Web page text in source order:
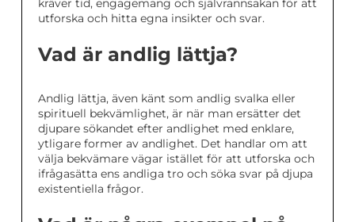
kräver tid, engagemang och självrannsakan för att
utforska och hitta egna insikter och svar.
Vad är andlig lättja?
Andlig lättja, även känt som andlig svalka eller
spirituell bekvämlighet, är när man ersätter det
djupare sökandet efter andlighet med enklare,
ytligare former av andlighet. Det handlar om att
välja bekvämare vägar istället för att utforska och
ifrågasätta ens andliga tro och söka svar på djupa
existentiella frågor.